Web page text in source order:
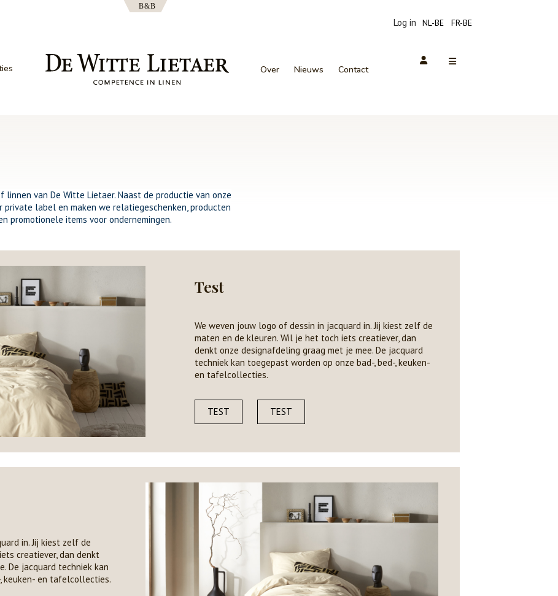
Log in NL-BE FR-BE
Over Nieuws Contact
van De Witte Lietaer. Naast de productie van onze
label en maken we relatiegeschenken, producten
promotionele items voor ondernemingen.
Test
We weven jouw logo of dessin in jacquard in. Jij kiest zelf de
maten en de kleuren. Wil je het toch iets creatiever, dan
denkt onze designafdeling graag met je mee. De jacquard
techniek kan toegepast worden op onze bad-, bed-, keuken-
en tafelcollecties.
TEST TEST
in. Jij kiest zelf de
creatiever, dan denkt
De jacquard techniek kan
keuken- en tafelcollecties.